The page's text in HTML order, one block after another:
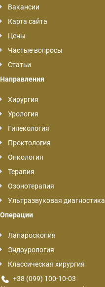
Вакансии
Карта сайта
Цены
Частые вопросы
Статьи
Направления
Хирургия
Урология
Гинекология
Проктология
Онкология
Терапия
Озонотерапия
Ультразвуковая диагностика
Операции
Лапароскопия
Эндоурология
Классическая хирургия
+38 (099) 100-10-03